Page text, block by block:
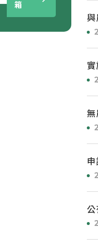
箱
與
無